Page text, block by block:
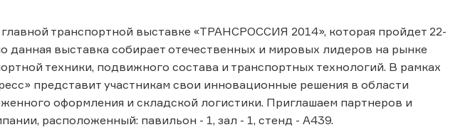
транспортной выставке «ТРАНСРОССИЯ 2014», которая пройдет 22-
выставка собирает отечественных и мировых лидеров на рынке
техники, подвижного состава и транспортных технологий. В рамках
представит участникам свои инновационные решения в области
оформления и складской логистики. Приглашаем партнеров и
расположенный: павильон - 1, зал - 1, стенд - А439.